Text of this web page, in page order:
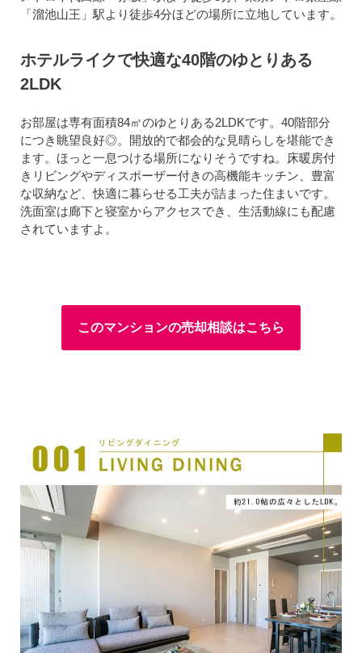
「溜池山王」駅より徒歩4分ほどの場所に立地しています。
ホテルライクで快適な40階のゆとりある
2LDK
お部屋は専有面積84㎡のゆとりある2LDKです。40階部分
につき眺望良好◎。開放的で都会的な見晴らしを堪能でき
ます。ほっと一息つける場所になりそうですね。床暖房付
きリビングやディスポーザー付きの高機能キッチン、豊富
な収納など、快適に暮らせる工夫が詰まった住まいです。
洗面室は廊下と寝室からアクセスでき、生活動線にも配慮
されていますよ。
このマンションの売却相談はこちら